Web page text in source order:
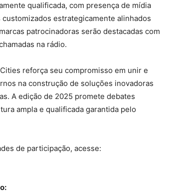
qualificada, com presença de mídia
estrategicamente alinhados
patrocinadoras serão destacadas com
na rádio.
reforça seu compromisso em unir e
na construção de soluções inovadoras
A edição de 2025 promete debates
ampla e qualificada garantida pelo
de participação, acesse: